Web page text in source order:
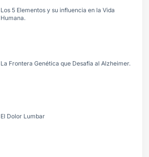
Los 5 Elementos y su influencia en la Vida
Humana.
La Frontera Genética que Desafía al Alzheimer.
El Dolor Lumbar